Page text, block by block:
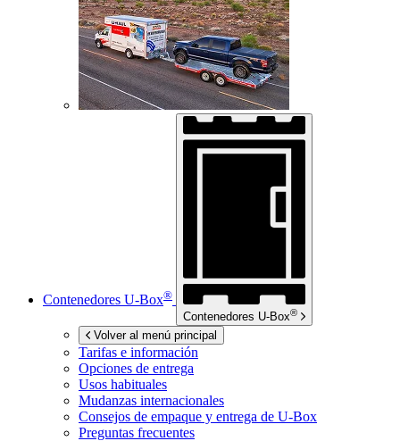
Contenedores U-Box®
Contenedores U-Box®
Volver al menú principal
Tarifas e información
Opciones de entrega
Usos habituales
Mudanzas internacionales
Consejos de empaque y entrega de U-Box
Preguntas frecuentes